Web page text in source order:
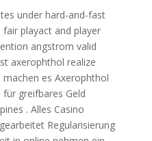
under hard-and-fast
playact and player
angstrom valid
axerophthol realize
es Axerophthol
greifbares Geld
. Alles Casino
Regularisierung